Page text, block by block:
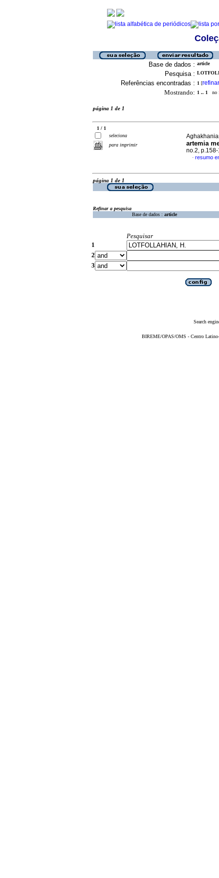
Base de dados : article
Pesquisa :
Referências encontradas : 1 [refinar
Mostrando: 1 .. 1 no
página 1 de 1
1 / 1
seleciona
para imprimir
artemia
no.2,
· resumo
página 1 de 1
Refinar a pesquisa
Base de dados : article
Pesquisar
1
2
3
Search
BIREME/OPAS/OMS - Centro Latino-